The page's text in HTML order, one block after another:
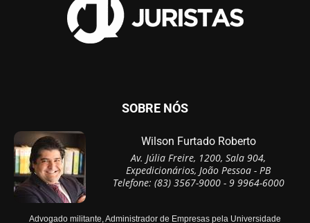
SOBRE NÓS
Wilson Furtado Roberto
Av. Júlia Freire, 1200, Sala 904,
Expedicionários, João Pessoa - PB
Telefone: (83) 3567-9000 - 9 9964-6000
Advogado militante, Administrador de Empresas pela Universidade